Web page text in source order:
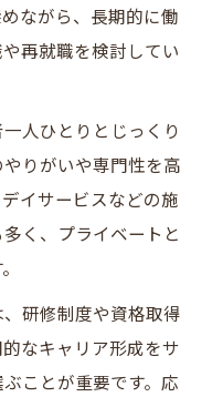
ながら、長期的に働
再就職を検討してい
人ひとりとじっくり
りがいや専門性を高
イサービスなどの施
く、プライベートと
研修制度や資格取得
なキャリア形成をサ
ことが重要です。応